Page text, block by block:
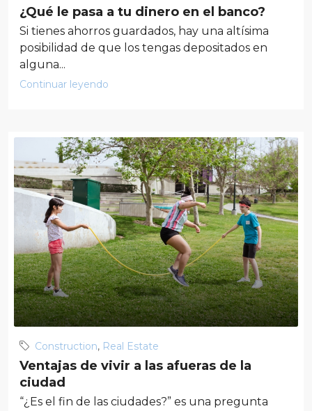
¿Qué le pasa a tu dinero en el banco?
Si tienes ahorros guardados, hay una altísima
posibilidad de que los tengas depositados en
alguna...
Continuar leyendo
Construction, Real Estate
Ventajas de vivir a las afueras de la
ciudad
“¿Es el fin de las ciudades?” es una pregunta